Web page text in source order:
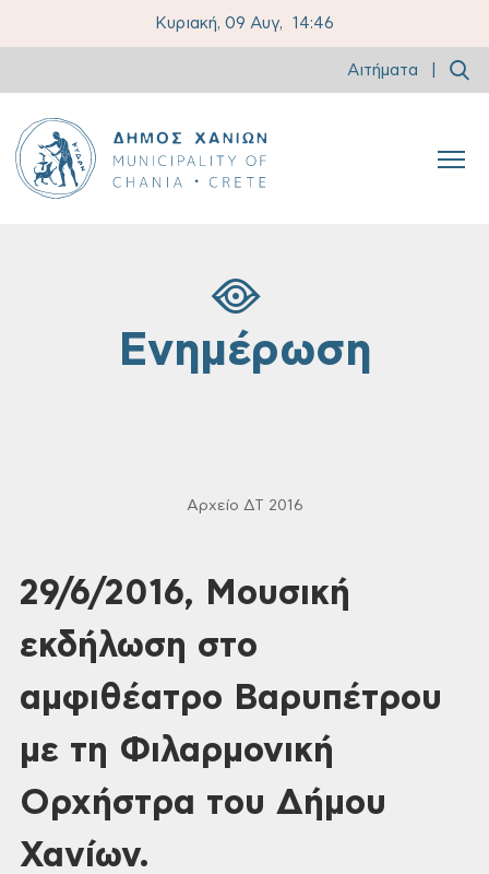
Κυριακή, 09 Αυγ, 14:46
Αιτήματα
Ενημέρωση
Αρχείο ΔΤ 2016
29/6/2016, Μουσική
εκδήλωση στο
αμφιθέατρο Βαρυπέτρου
με τη Φιλαρμονική
Ορχήστρα του Δήμου
Χανίων.